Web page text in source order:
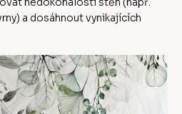
a dosáhnout vynikajících